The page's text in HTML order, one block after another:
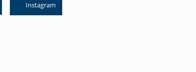
Instagram